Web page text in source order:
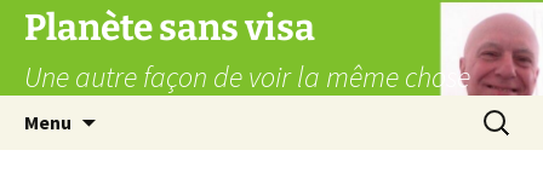
Aller
contenu
Planète sans visa
Une autre façon de voir la même chose
Menu